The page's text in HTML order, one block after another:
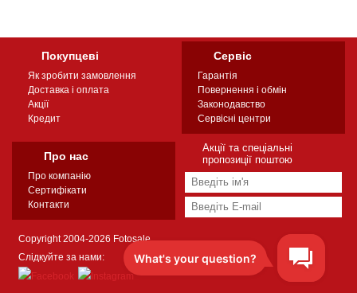
Покупцеві
Як зробити замовлення
Доставка і оплата
Акції
Кредит
Сервіс
Гарантія
Повернення і обмін
Законодавство
Сервісні центри
Про нас
Про компанію
Сертифікати
Контакти
Акції та спеціальні
пропозиції поштою
Copyright 2004-2026 Fotosale
Слідкуйте за нами: